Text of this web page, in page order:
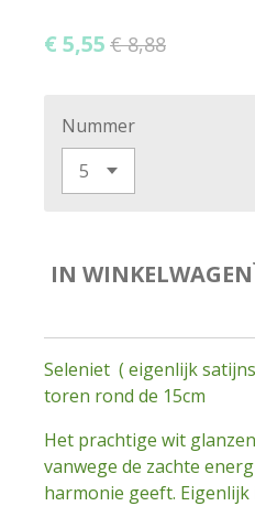
€ 5,55 € 8,88
Nummer
IN WINKELWAGEN
Seleniet ( eigenlijk
toren rond de 15cm
Het prachtige wit
vanwege de zachte
harmonie geeft.